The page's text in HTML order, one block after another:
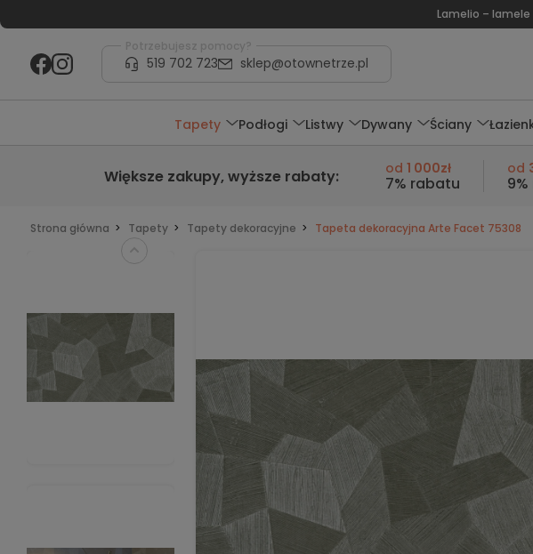
Lamelio –
Potrzebujesz pomocy?
519 702 723 sklep@otownetrze.pl
Tapety Podłogi Listwy Dywany Ściany
Większe zakupy,wyższe rabaty: od 1 000zł
7% rabatu
od
Strona główna Tapety Tapety dekoracyjne Tapeta dekoracyjna Arte Facet 75308